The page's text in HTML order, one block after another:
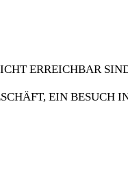
ERREICHBAR
EIN BESUCH